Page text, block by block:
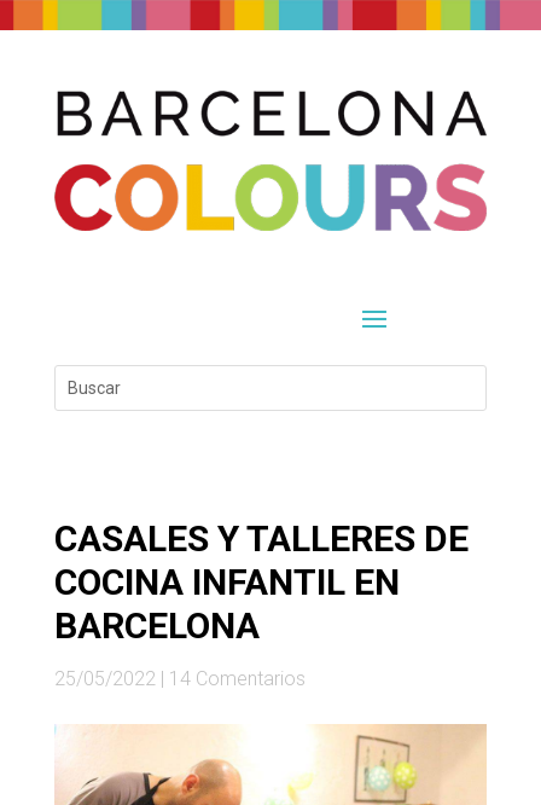
CASALES Y TALLERES DE
COCINA INFANTIL EN
BARCELONA
25/05/2022| 14 Comentarios